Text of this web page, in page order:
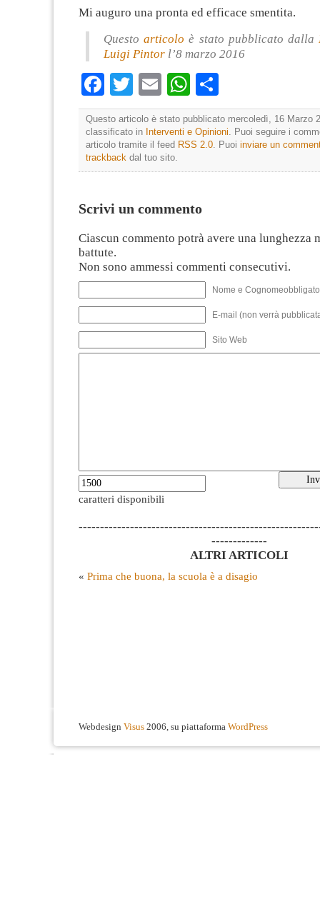
Mi auguro una pronta ed efficace smentita.
Questoarticolo è stato pubblicato dalla
Luigi Pintor l’8 marzo 2016
Facebook
TwitterEmailWhatsApp
Questo articolo è stato pubblicato mercoledì, 16 Marzo
classificato in Interventi e Opinioni . Puoi seguire i
articolo tramite il feed RSS 2.0 . Puoi inviare un
trackback dal tuo sito.
Scrivi un commento
Ciascun commento potrà avere una lunghezza
battute.
Non sono ammessi commenti consecutivi.
Nome e
E-mail (non verrà
Sito Web
caratteri disponibili
-------------
ALTRI ARTICOLI
« Prima che buona, la scuola è a disagio
Webdesign Visus 2006, su piattaforma WordPress